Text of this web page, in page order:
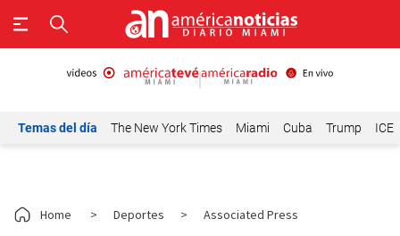
Temas del día The New York Times Miami Cuba Trump ICE
Home > Deportes > Associated Press